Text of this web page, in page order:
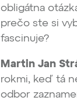
obligátna
prečo ste si
fascinuje?
Martin Jan
rokmi, keď tá
odbor